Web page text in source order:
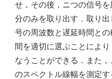
せ，その後，ニつの信号
分のみを取り出す．取り
号の周波数と遅延時間と
間を適切に選ぶことによ
なうことができる．また
のスペクトル線幅を測定